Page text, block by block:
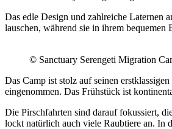
Das edle Design und zahlreiche Laternen
lauschen, während sie in ihrem bequemen
© Sanctuary Serengeti Migration
Das Camp ist stolz auf seinen
eingenommen. Das Frühstück ist
Die Pirschfahrten sind darauf fokussiert,
lockt natürlich auch viele Raubtiere an. In